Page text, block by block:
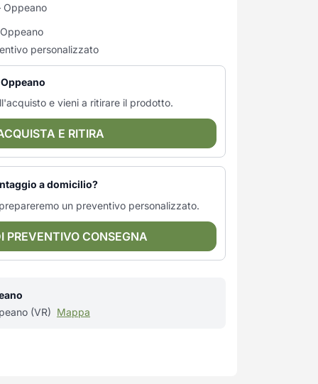
personalizzato
e vieni a ritirare il prodotto.
E RITIRA
a domicilio?
un preventivo personalizzato.
PREVENTIVO CONSEGNA
(VR) Mappa